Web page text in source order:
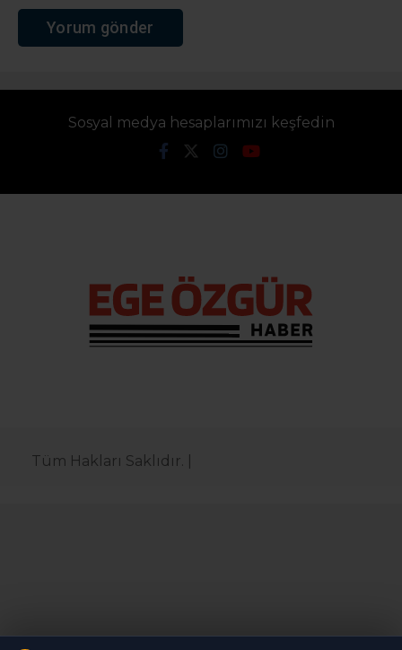
Sosyal medya hesaplarımızı keşfedin
Tüm Hakları Saklıdır. |